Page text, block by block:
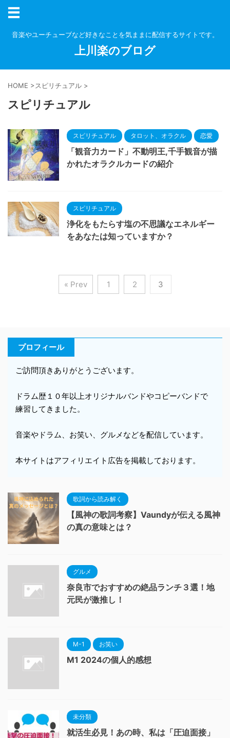
音楽やユーチューブなど好きなことを気ままに配信するサイトです。
上川楽のブログ
HOME >スピリチュアル >
スピリチュアル
スピリチュアル タロット、オラクル 恋愛
「観音力カード」不動明王,千手観音が描
かれたオラクルカードの紹介
スピリチュアル
浄化をもたらす塩の不思議なエネルギー
をあなたは知っていますか？
« Prev 1 2 3
プロフィール
ご訪問頂きありがとうございます。
ドラム歴１０年以上オリジナルバンドやコピーバンドで
練習してきました。
音楽やドラム、お笑い、グルメなどを配信しています。
本サイトはアフィリエイト広告を掲載しております。
歌詞から読み解く
【風神の歌詞考察】Vaundyが伝える風神
の真の意味とは？
グルメ
奈良市でおすすめの絶品ランチ３選！地
元民が激推し！
M-1 お笑い
M1 2024の個人的感想
未分類
就活生必見！あの時、私は「圧迫面接」